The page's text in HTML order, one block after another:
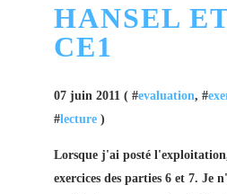
HANSEL
CE1
07 juin 2011 ( #evaluation, #
#lecture )
Lorsque j'ai posté
exercices des parties 6 et 7. Je